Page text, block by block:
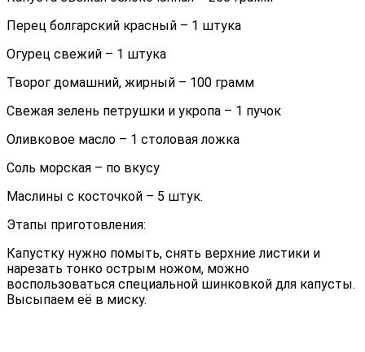
Перец болгарский красный – 1 штука
Огурец свежий – 1 штука
Творог домашний, жирный – 100 грамм
Свежая зелень петрушки и укропа – 1 пучок
Оливковое масло – 1 столовая ложка
Соль морская – по вкусу
Маслины с косточкой – 5 штук.
Этапы приготовления:
Капустку нужно помыть, снять верхние листики и
нарезать тонко острым ножом, можно
воспользоваться специальной шинковкой для капусты.
Высыпаем её в миску.